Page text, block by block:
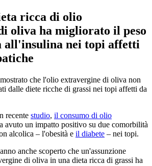
ricca di olio
oliva ha migliorato il peso
all'insulina nei topi affetti
che l'olio extravergine di oliva non
dalle diete ricche di grassi nei topi affetti da
recente studio, il consumo di olio
avuto un impatto positivo su due comorbilità
alcolica – l'obesità e il diabete – nei topi.
anche scoperto che un'assunzione
di oliva in una dieta ricca di grassi ha